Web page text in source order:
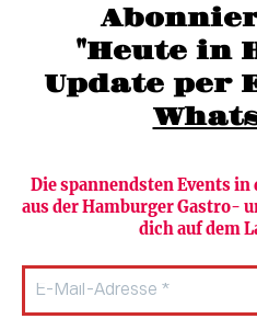
"Heute in
Die spannendsten Events in
aus der Hamburger Gastro-
dich auf dem
moc.grubmah-enezs@ofni
Newsletter abonnieren
HAMBURG PUR